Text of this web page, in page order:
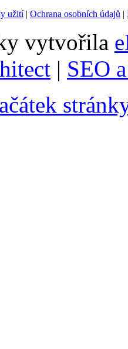
užití| Ochrana osobních údajů |
vytvořila
| SEO